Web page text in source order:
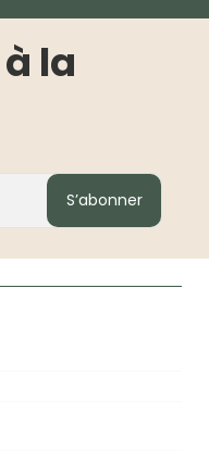
la
S’abonner